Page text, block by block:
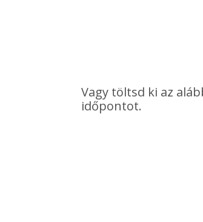
Vagy töltsd ki az
időpontot.